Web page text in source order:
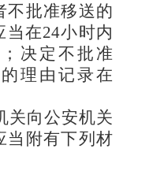
不批准移送的
在24小时内
决定不批准
理由记录在
关向公安机关
当附有下列材